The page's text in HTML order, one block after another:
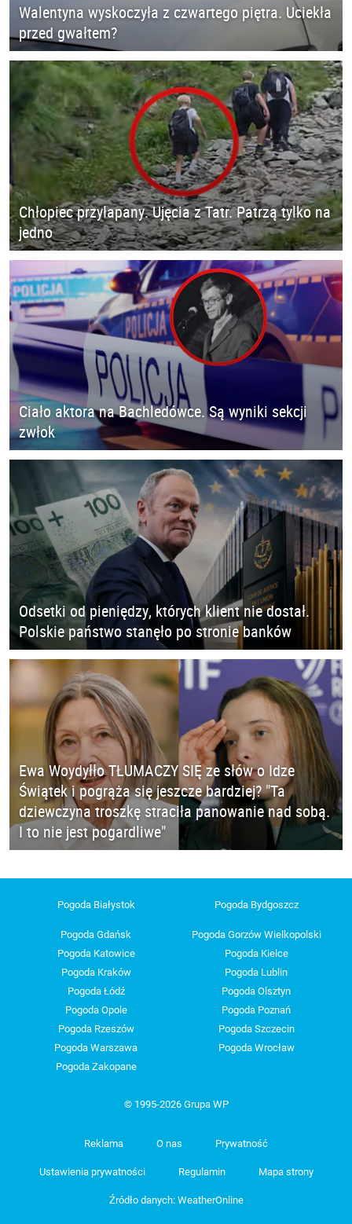
Walentyna wyskoczyła z czwartego piętra. Uciekła
przed gwałtem?
Chłopiec przyłapany. Ujęcia z Tatr. Patrzą tylko na
jedno
Ciało aktora na Bachledówce. Są wyniki sekcji
zwłok
Odsetki od pieniędzy, których klient nie dostał.
Polskie państwo stanęło po stronie banków
Ewa Woydyłło TŁUMACZY SIĘ ze słów o Idze
Świątek i pogrąża się jeszcze bardziej? "Ta
dziewczyna troszkę straciła panowanie nad sobą.
I to nie jest pogardliwe"
Pogoda Białystok Pogoda Bydgoszcz
Pogoda Gdańsk
Pogoda Gorzów Wielkopolski
Pogoda Katowice
Pogoda Kielce
Pogoda Kraków
Pogoda Lublin
Pogoda Łódź
Pogoda Olsztyn
Pogoda Opole
Pogoda Poznań
Pogoda Rzeszów
Pogoda Szczecin
Pogoda Warszawa
Pogoda Wrocław
Pogoda Zakopane
© 1995-2026 Grupa WP
Reklama O nas Prywatność
Ustawienia prywatności Regulamin Mapa strony
Źródło danych: WeatherOnline